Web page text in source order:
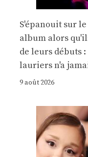
S'épanouit sur
album alors
de leurs débuts
lauriers n'a
9 août 2026